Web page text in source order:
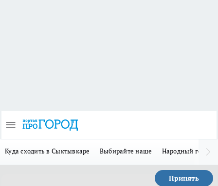
Куда сходить в Сыктывкаре Выбирайте наше Народный герой-
Принять